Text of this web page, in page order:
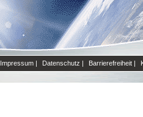
Impressum | Datenschutz | Barrierefreiheit |